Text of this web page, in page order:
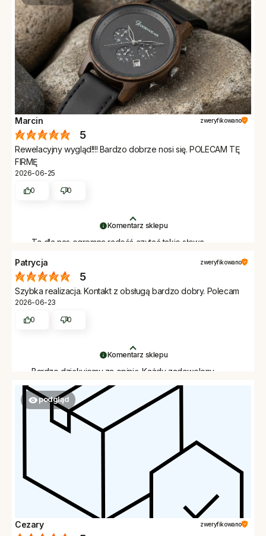
Komentarz sklepu
To dla nas ogromna radość czytać takie słowa.
Marcin zweryfikowano
5
Rewelacyjny wygląd!!!! Bardzo dobrze nosi się. POLECAM TĘ
FIRMĘ
2026-06-25
0
0
Komentarz sklepu
Bardzo dziękujemy za opinię. Każdy zadowolony
klient to dla nas ogromna wartość.
Patrycja zweryfikowano
5
Szybka realizacja. Kontakt z obsługą bardzo dobry. Polecam
2026-06-23
0
0
podgląd
Cezary zweryfikowano